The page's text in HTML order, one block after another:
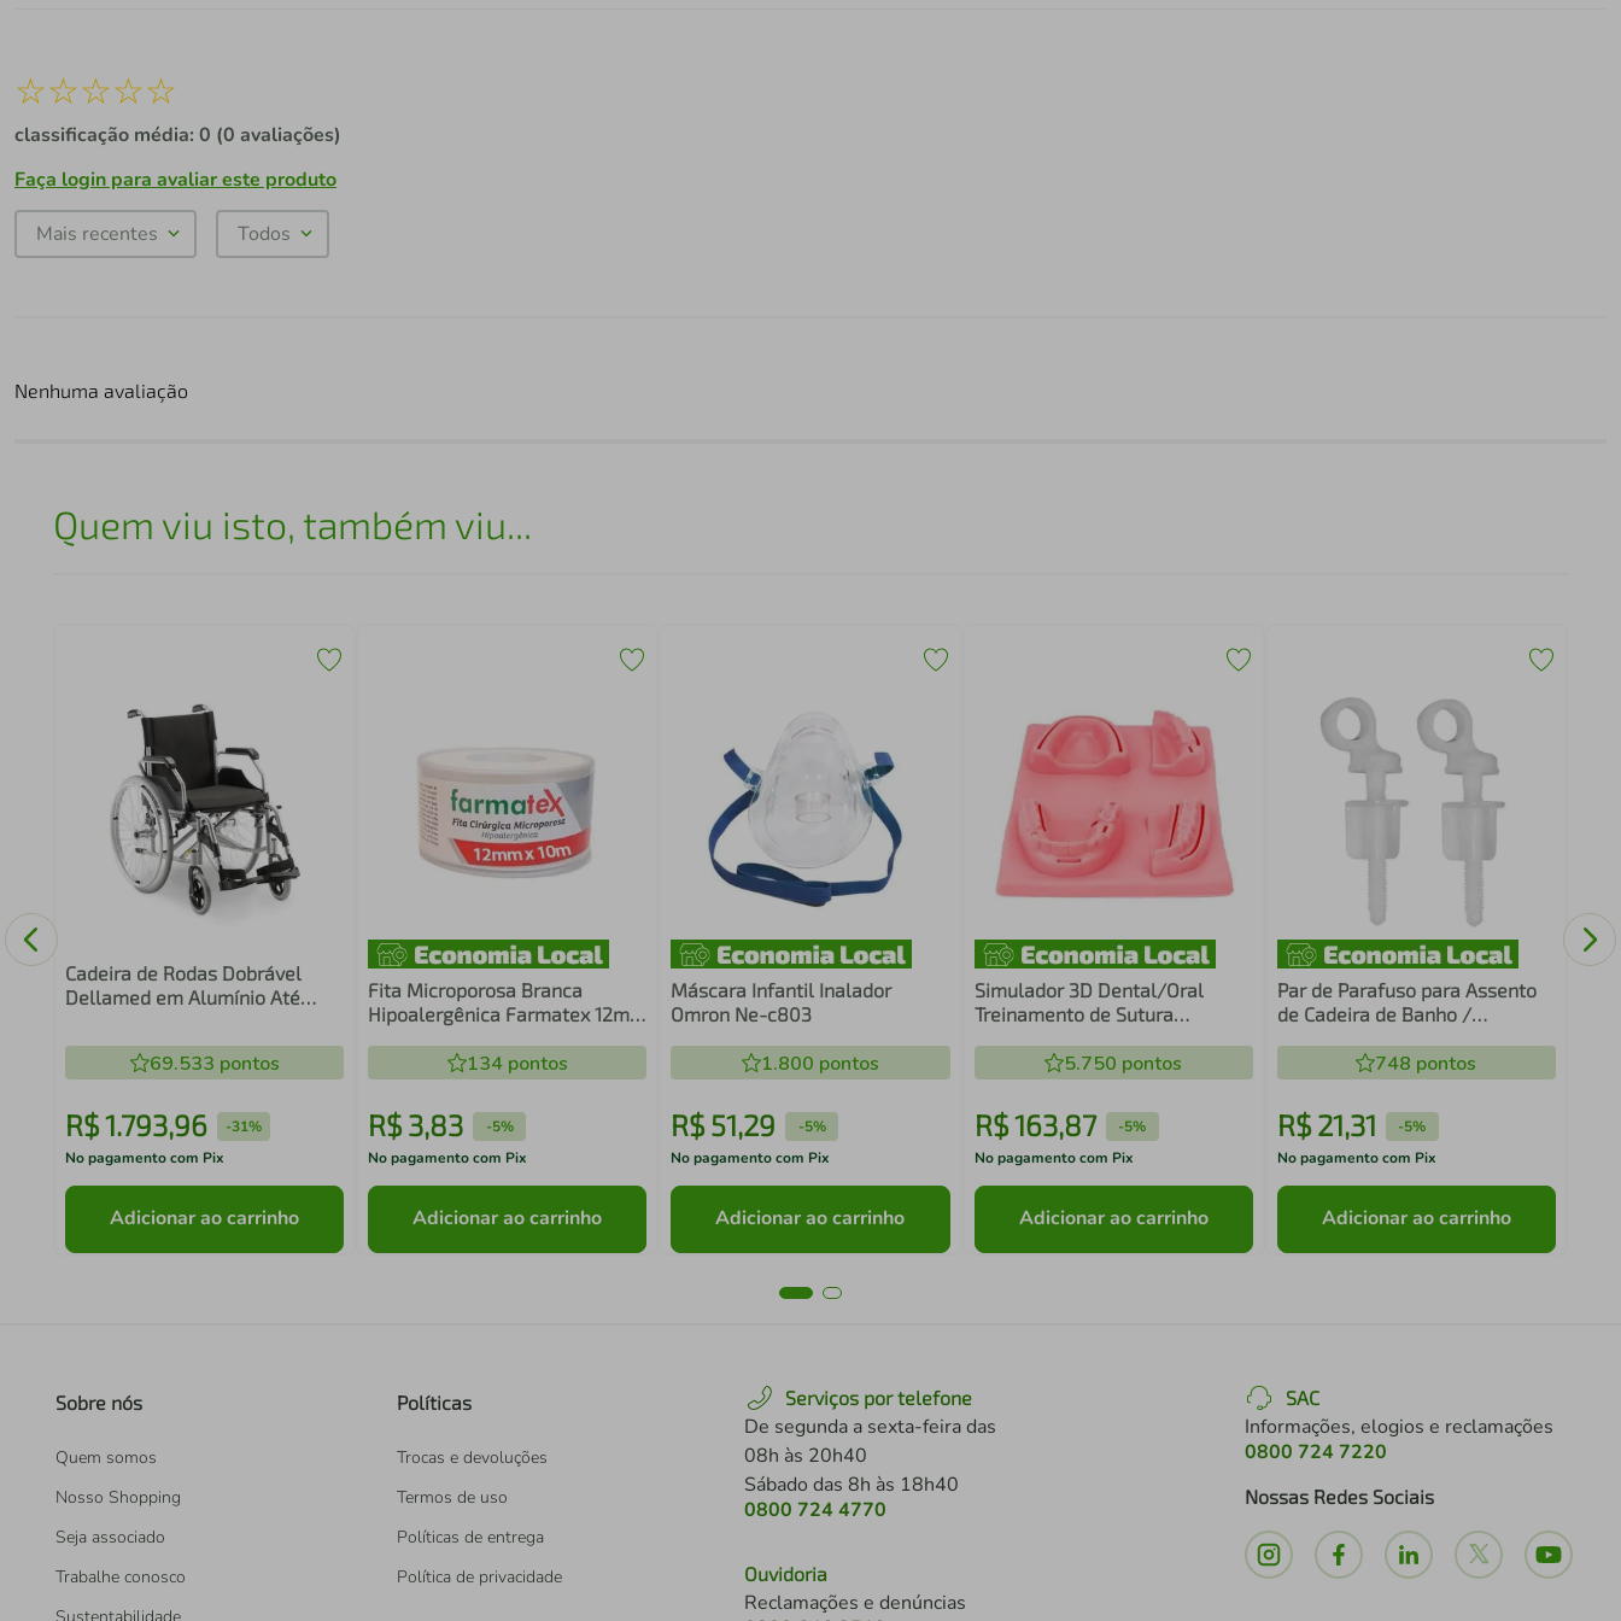
☆☆☆☆☆
classificação média: 0 (0 avaliações)
Faça login para avaliar este produto
Mais recentes Todos
Nenhuma avaliação
Quem viu isto, também viu...
Cadeira de Rodas Dobrável
Dellamed em Alumínio Até
69.533 pontos
R$1.793,96 -31%
No pagamento com Pix
Adicionar ao carrinho
Fita Microporosa Branca
Hipoalergênica Farmatex 12mm
134pontos
R$ 3,83 -5%
No pagamento com Pix
Adicionar ao carrinho
Máscara Infantil Inalador
Omron Ne-c803
1.800 pontos
R$51,29 -5%
No pagamento com Pix
Adicionar ao carrinho
Simulador 3D Dental/Oral
Treinamento de Sutura
5.750 pontos
R$163,87 -5%
No pagamento com Pix
Adicionar ao carrinho
Par de Parafuso para Assento
de Cadeira de Banho /
748 pontos
R$ 21,31 -5%
No pagamento com Pix
Adicionar ao carrinho
Sobre nós
Quem somos
Nosso Shopping
Seja associado
Trabalhe conosco
Políticas
Trocas e devoluções
Termos de uso
Políticas de entrega
Política de privacidade
Serviços por telefone
De segunda a sexta-feira das
08h às 20h40
Sábado das 8h às 18h40
0800 724 4770
Ouvidoria
Reclamações e denúncias
SAC
Informações, elogios e reclamações
0800 724 7220
Nossas Redes Sociais